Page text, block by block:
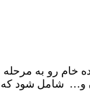
رو به
و… شامل شود که